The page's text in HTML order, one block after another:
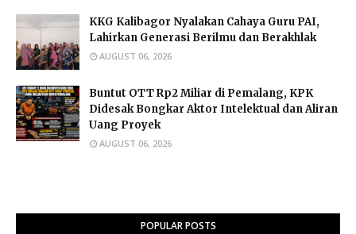
KKG Kalibagor Nyalakan Cahaya Guru PAI,
Lahirkan Generasi Berilmu dan Berakhlak
AUGUST 06, 2026
Buntut OTT Rp2 Miliar di Pemalang, KPK
Didesak Bongkar Aktor Intelektual dan Aliran
Uang Proyek
AUGUST 06, 2026
POPULAR POSTS